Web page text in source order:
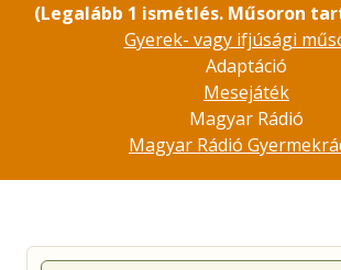
(Legalább 1 ismétlés. Műsoron
Gyerek- vagy ifjúsági
Adaptáció
Mesejáték
Magyar Rádió
Magyar Rádió